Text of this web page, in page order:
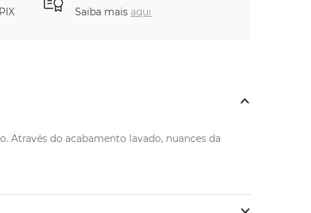
Saiba mais aqui
Através do acabamento lavado, nuances da